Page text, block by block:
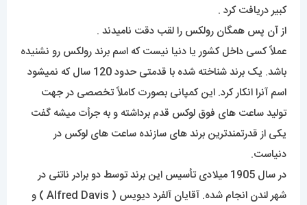
کبیر دریافت کرد .
از آن پس همگان رولکس را لقب دقت نامیدند .
عملاً کسی داخل کشور یا دنیا نیست که اسم برند رولکس رو نشنیده
باشد. یک برند شناخته شده با قدمتی حدود 120 سال که نمیشود
اسم آنرا انکار کرد. این کمپانی بصورت کاملاً تخصصی در جهت
تولید ساعت های فوق لوکس قدم برداشته و به جرأت میشه گفت
یکی از قدرتمندترین برند های سازنده ساعت های لوکس در
دنیاست.
در سال 1905 میلادی تأسیس این برند توسط دو برادر ناتنی در
شهر لندن انجام شده. آقایان آلفرد دیویس ( Alfred Davis ) و